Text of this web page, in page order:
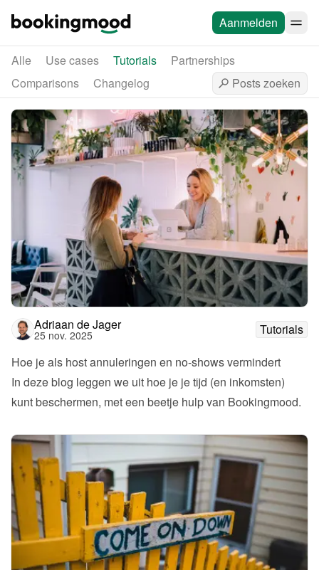
Aanmelden
Alle Use cases Tutorials
Partnerships
Comparisons
Changelog
Adriaan de Jager
25 nov. 2025
Tutorials
Hoe je als host annuleringen en no-shows vermindert
In deze blog leggen we uit hoe je je tijd (en inkomsten)
kunt beschermen, met een beetje hulp van Bookingmood.